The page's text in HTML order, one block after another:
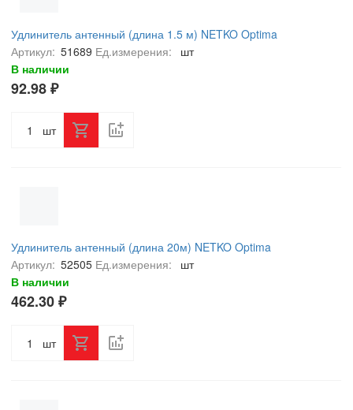
Удлинитель антенный (длина 1.5 м) NETKO Optima
Артикул: 51689 Ед.измерения:
шт
В наличии
92.98 ₽
шт
Удлинитель антенный (длина 20м) NETKO Optima
Артикул: 52505 Ед.измерения:
шт
В наличии
462.30 ₽
шт